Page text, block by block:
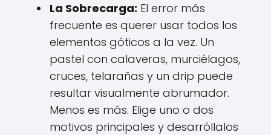
La Sobrecarga: El error más
frecuente es querer usar todos los
elementos góticos a la vez. Un
pastel con calaveras, murciélagos,
cruces, telarañas y un drip puede
resultar visualmente abrumador.
Menos es más. Elige uno o dos
motivos principales y desarróllalos